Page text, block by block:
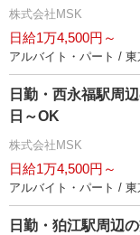
株式会社MSK
日給1万4,500円～
アルバイト・パート / 東
日勤・西永福駅周
日～OK
株式会社MSK
日給1万4,500円～
アルバイト・パート / 東
日勤・狛江駅周辺